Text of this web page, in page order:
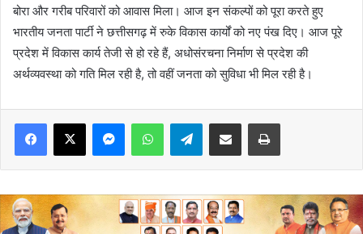
बोरा और गरीब परिवारों को आवास मिला। आज इन संकल्पों को पूरा करते हुए
भारतीय जनता पार्टी ने छत्तीसगढ़ में रुके विकास कार्यों को नए पंख दिए। आज पूरे
प्रदेश में विकास कार्य तेजी से हो रहे हैं, अधोसंरचना निर्माण से प्रदेश की
अर्थव्यवस्था को गति मिल रही है, तो वहीं जनता को सुविधा भी मिल रही है।
Telegram